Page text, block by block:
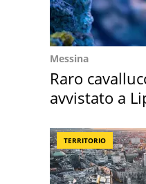
Messina
Raro
avvistato a
TERRITORIO